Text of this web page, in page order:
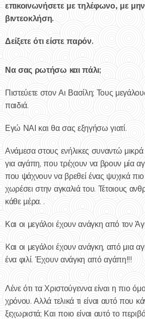
επικοινωνήσετε με τηλέφωνο, με
βιντεοκλήση.
Δείξετε ότι είστε παρόν.
Να σας ρωτήσω και πάλι;
Πιστεύετε στον Αι Βασίλη; Τους
παιδιά.
Εγώ ΝΑΙ και θα σας εξηγήσω γιατί.
Ανάμεσα στους ενήλικες συναντώ μικρά
για αγάπη, που τρέχουν να βρουν μία
που ψάχνουν να βρεθεί ένας ψυχικά πιο
χωρέσει στην αγκαλιά του. Τέτοιους
κάθε μέρα. .
Και οι μεγάλοι έχουν ανάγκη από τον
Kαι οι μεγάλοι έχουν ανάγκη, από μια
ένα φιλί. Έχουν ανάγκη από αγάπη!!!
Λένε ότι τα Χριστούγεννα είναι η πιο
χρόνου. Αλλά τελικά τι είναι αυτό που
ξεχωριστά; Και ποιο είναι αυτό το